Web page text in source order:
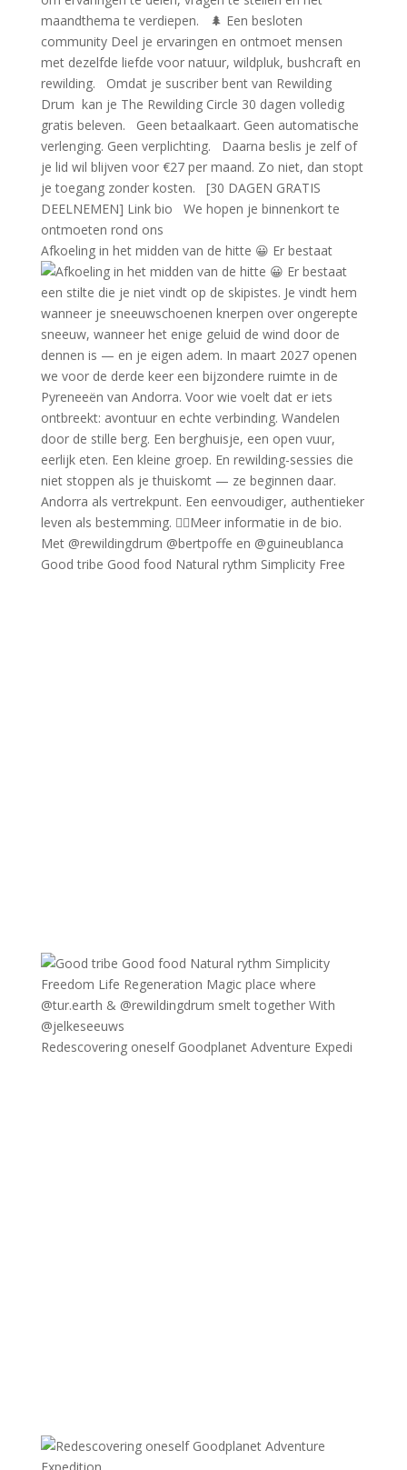
Afkoeling in het midden van de hitte 😀 Er bestaat
Good tribe Good food Natural rythm Simplicity Free
Redescovering oneself Goodplanet Adventure Expedi